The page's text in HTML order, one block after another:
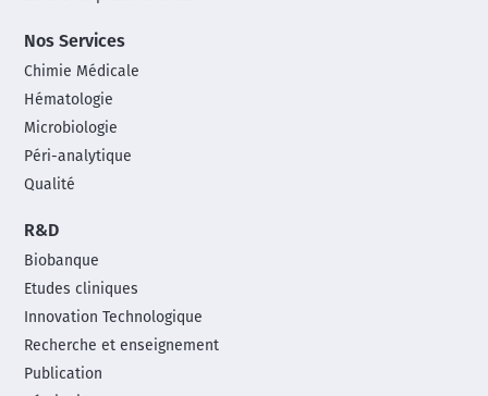
Nos Services
Chimie Médicale
Hématologie
Microbiologie
Péri-analytique
Qualité
R&D
Biobanque
Etudes cliniques
Innovation Technologique
Recherche et enseignement
Publication